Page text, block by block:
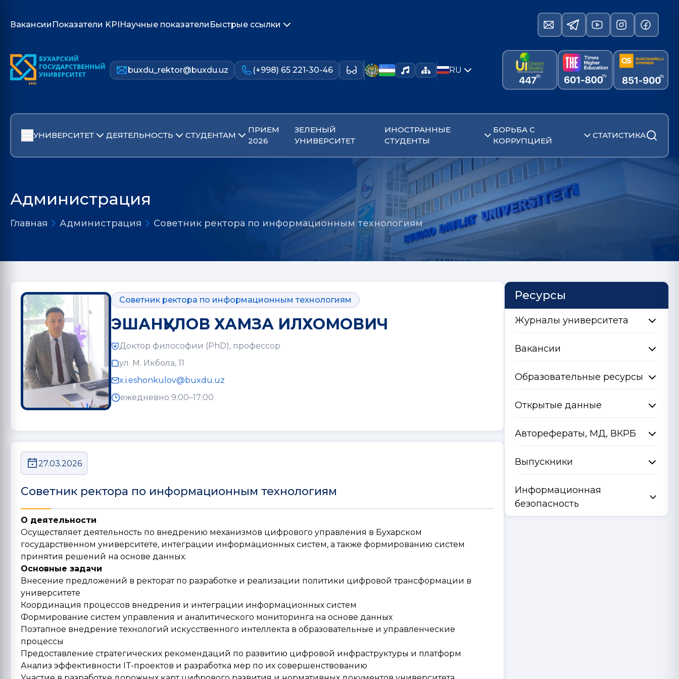
Вакансии Показатели KPIНаучные показатели Быстрые ссылки
buxdu_rektor@buxdu.uz (+998) 65 221-30-46 RU
УНИВЕРСИТЕТ ДЕЯТЕЛЬНОСТЬ СТУДЕНТАМ
ПРИЕМ
2026
ЗЕЛЕНЫЙ
УНИВЕРСИТЕТ
ИНОСТРАННЫЕ
СТУДЕНТЫ
БОРЬБА С
КОРРУПЦИЕЙ
СТАТИСТИКА
Администрация
Главная Администрация Советник ректора по информационным технологиям
Советник ректора по информационным технологиям
ЭШАНҚУЛОВ ХАМЗА ИЛХОМОВИЧ
Доктор философии (PhD), профессор
ул. М. Икбола, 11
x.i.eshonkulov@buxdu.uz
ежедневно 9:00–17:00
27.03.2026
Советник ректора по информационным технологиям
О деятельности
Осуществляет деятельность по внедрению механизмов цифрового управления в Бухарском
государственном университете, интеграции информационных систем, а также формированию систем
принятия решений на основе данных.
Основные задачи
Внесение предложений в ректорат по разработке и реализации политики цифровой трансформации в
университете
Координация процессов внедрения и интеграции информационных систем
Формирование систем управления и аналитического мониторинга на основе данных
Поэтапное внедрение технологий искусственного интеллекта в образовательные и управленческие
процессы
Предоставление стратегических рекомендаций по развитию цифровой инфраструктуры и платформ
Анализ эффективности IT-проектов и разработка мер по их совершенствованию
Ресурсы
Журналы университета
Вакансии
Образовательные ресурсы
Открытые данные
Авторефераты, МД, ВКРБ
Выпускники
Информационная
безопасность